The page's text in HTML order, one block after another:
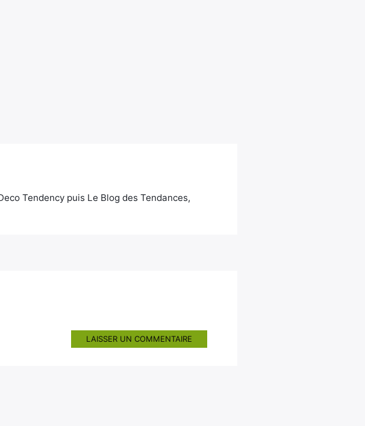
Tendency puis Le Blog des Tendances,
LAISSER UN COMMENTAIRE